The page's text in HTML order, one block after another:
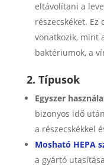
eltávolítani a
részecskéket. Ez
vonatkozik, mint
baktériumok, a
2. Típusok
Egyszer
bizonyos idő
a részecskékkel
Mosható HEPA
a gyártó